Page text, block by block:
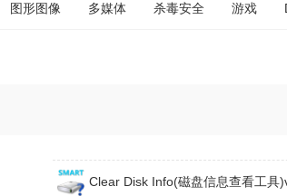
图形图像 多媒体 杀毒安全 游戏